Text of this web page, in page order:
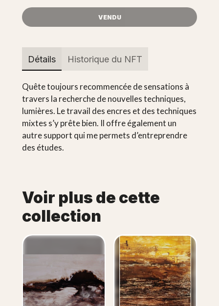
VENDU
Détails Historique du NFT
Quête toujours recommencée de sensations à
travers la recherche de nouvelles techniques,
lumières. Le travail des encres et des techniques
mixtes s’y prête bien. Il offre également un
autre support qui me permets d’entreprendre
des études.
Voir plus de cette
collection